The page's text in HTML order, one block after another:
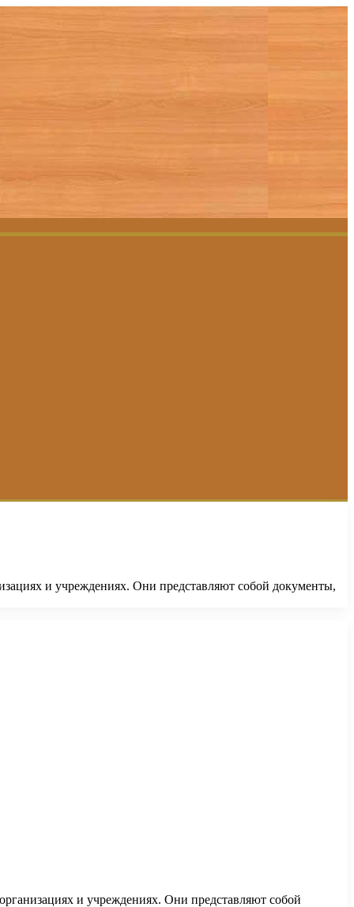
и учреждениях. Они представляют собой документы,
и учреждениях. Они представляют собой